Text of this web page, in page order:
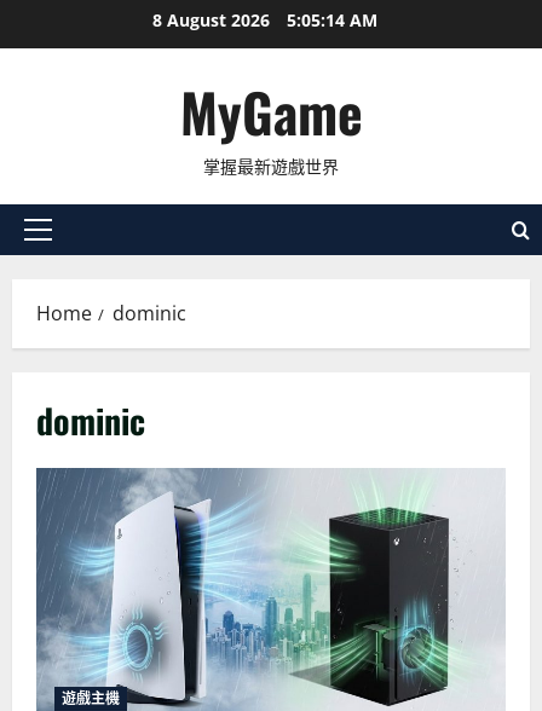
to
8 August 2026 5:05:16 AM
MyGame
掌握最新遊戲世界
Primary
Home dominic
dominic
遊戲主機